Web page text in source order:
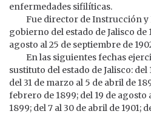
enfermedades sifilíticas.
Fue director de Instrucción
gobierno del estado de Jalisco de
agosto al 25 de septiembre de
En las siguientes fechas
sustituto del estado de Jalisco: del
del 31 de marzo al 5 de abril de
febrero de 1899; del 19 de agosto
1899; del 7 al 30 de abril de 1901;